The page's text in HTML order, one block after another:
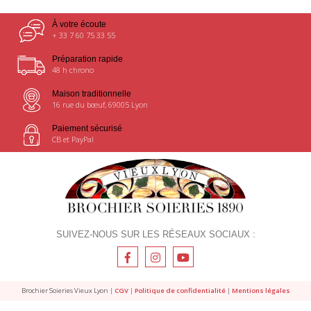
À votre écoute
+ 33 7 60 75 33 55
Préparation rapide
48 h chrono
Maison traditionnelle
16 rue du bœuf, 69005 Lyon
Paiement sécurisé
CB et PayPal
SUIVEZ-NOUS SUR LES RÉSEAUX SOCIAUX :
Brochier Soieries Vieux Lyon | CGV| Politique de confidentialité| Mentions légales